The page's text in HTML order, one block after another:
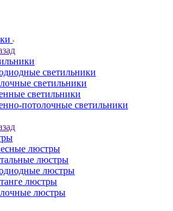
светильники
светильники
светильники
потолочные светильники
люстры
люстры
люстры
люстры
люстры